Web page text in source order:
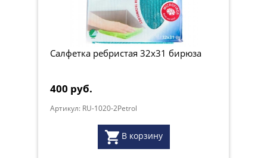
Салфетка ребристая 32х31 бирюза
400 руб.
Артикул: RU-1020-2Petrol
В корзину